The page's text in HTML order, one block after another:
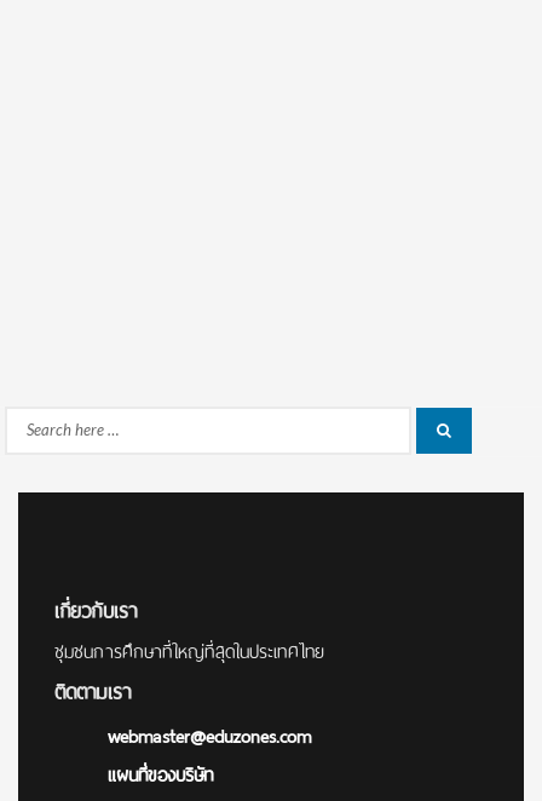
Search
เกี่ยวกับเรา
ชุมชนการศึกษาที่ใหญ่ที่สุดในประเทศไทย
ติดตามเรา
webmaster@eduzones.com
แผนที่ของบริษัท